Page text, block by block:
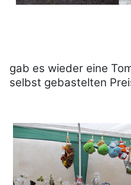
gab es wieder eine
selbst gebastelten